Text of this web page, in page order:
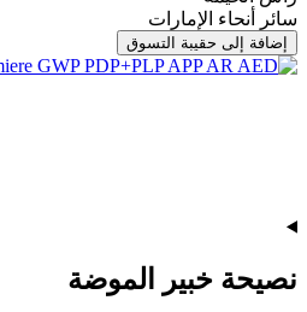
سائر أنحاء الإمارات
إضافة إلى حقيبة التسوق
نصيحة خبير الموضة